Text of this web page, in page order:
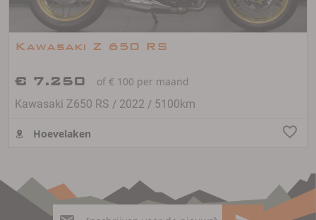
Kawasaki Z 650 RS
€ 7.250
of € 100 per maand
Kawasaki Z650 RS / 2022 / 5100km
Hoevelaken